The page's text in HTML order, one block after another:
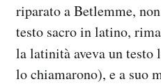
riparato a Betlemme,
testo sacro in latino,
la latinità aveva un
lo chiamarono), e a suo